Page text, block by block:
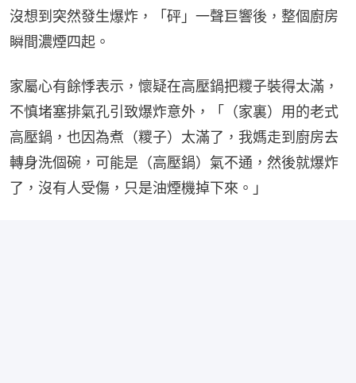
沒想到突然發生爆炸，「砰」一聲巨響後，整個廚房
瞬間濃煙四起。
家屬心有餘悸表示，懷疑在高壓鍋把糭子裝得太滿，
不慎堵塞排氣孔引致爆炸意外，「（家裏）用的老式
高壓鍋，也因為煮（糭子）太滿了，我媽走到廚房去
轉身洗個碗，可能是（高壓鍋）氣不通，然後就爆炸
了，沒有人受傷，只是油煙機掉下來。」